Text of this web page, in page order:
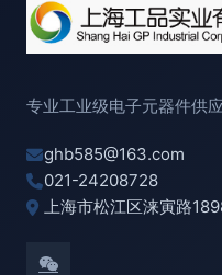
专业工业级电子元器件供
ghb585@163.com
021-24208728
上海市松江区涞寅路